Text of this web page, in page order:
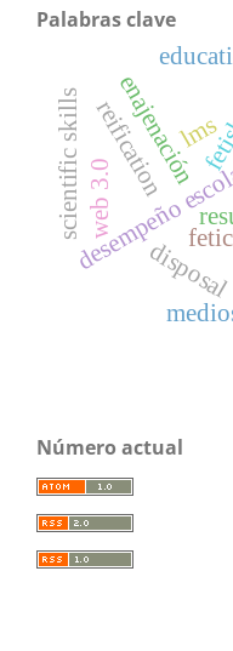
Palabras clave
desempeñodisposal
reification
enajenación
scientific skills lms
web 3.0
Número actual